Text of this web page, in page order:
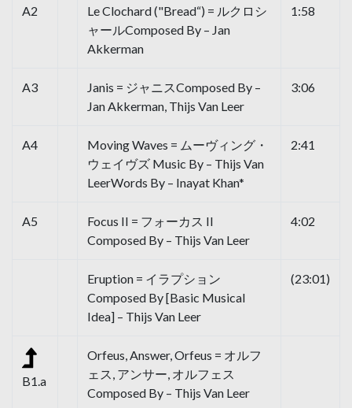
A2
Le Clochard ("Bread“) = ルクロシ
ャールComposed By – Jan
Akkerman
1:58
A3
Janis = ジャニスComposed By –
Jan Akkerman, Thijs Van Leer
3:06
A4
Moving Waves = ムーヴィング・
ウェイヴズ Music By – Thijs Van
LeerWords By – Inayat Khan*
2:41
A5
Focus II = フォーカス II
Composed By – Thijs Van Leer
4:02
Eruption = イラプション
Composed By [Basic Musical
Idea] – Thijs Van Leer
(23:01)
B1.a
Orfeus, Answer, Orfeus = オルフ
ェス, アンサー, オルフェス
Composed By – Thijs Van Leer